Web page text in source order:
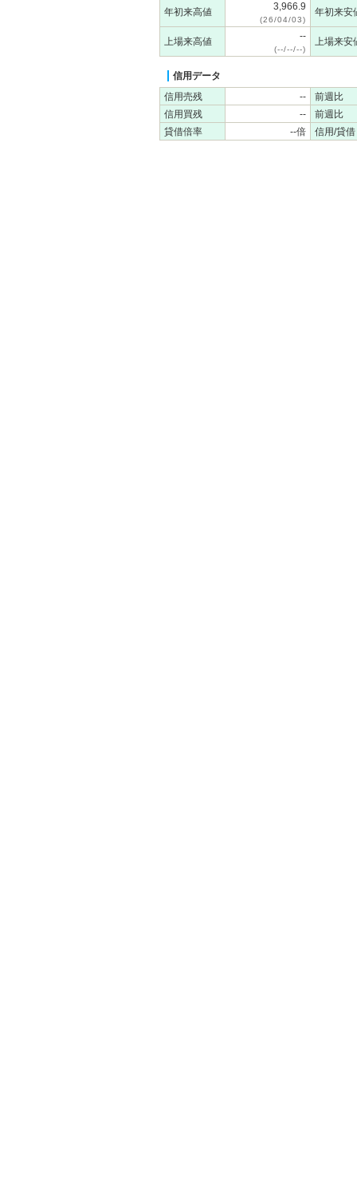
年初来高値 3,966.9
(26/04/03)
年初来安
上場来高値 --
(--/--/--)
上場来安
信用データ
信用売残
--
前週比
信用買残
--
前週比
貸借倍率
--倍 信用/貸借